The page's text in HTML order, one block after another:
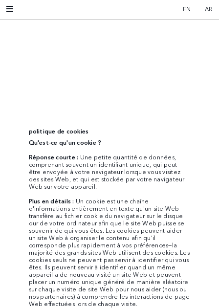
EN AR
politique de cookies
Qu'est-ce qu'un cookie ?
Réponse courte : Une petite quantité de données,
comprenant souvent un identifiant unique, qui peut
être envoyée à votre navigateur lorsque vous visitez
des sites Web, et qui est stockée par votre navigateur
Web sur votre appareil.
Plus en détails : Un cookie est une chaîne
d'informations entièrement en texte qu'un site Web
transfère au fichier cookie du navigateur sur le disque
dur de votre ordinateur afin que le site Web puisse se
souvenir de qui vous êtes. Les cookies peuvent aider
un site Web à organiser le contenu afin qu'il
corresponde plus rapidement à vos préférences—la
majorité des grands sites Web utilisent des cookies. Les
cookies seuls ne peuvent pas servir à identifier qui vous
êtes. Ils peuvent servir à identifier quand un même
appareil a de nouveau visité un site Web et peuvent
placer un numéro unique généré de manière aléatoire
sur chaque visite de site Web pour nous aider (nous ou
nos partenaires) à comprendre les interactions de page
Web effectuées lors de chaque visite.